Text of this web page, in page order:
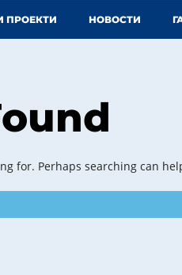
ПРОЕКТИ НОВОСТИ
for. Perhaps searching can